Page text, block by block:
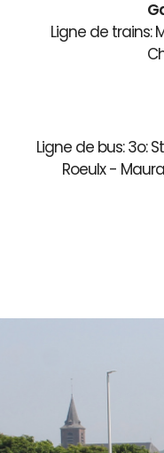
Ligne de trains:
Ligne de bus: 3o:
Roeulx -